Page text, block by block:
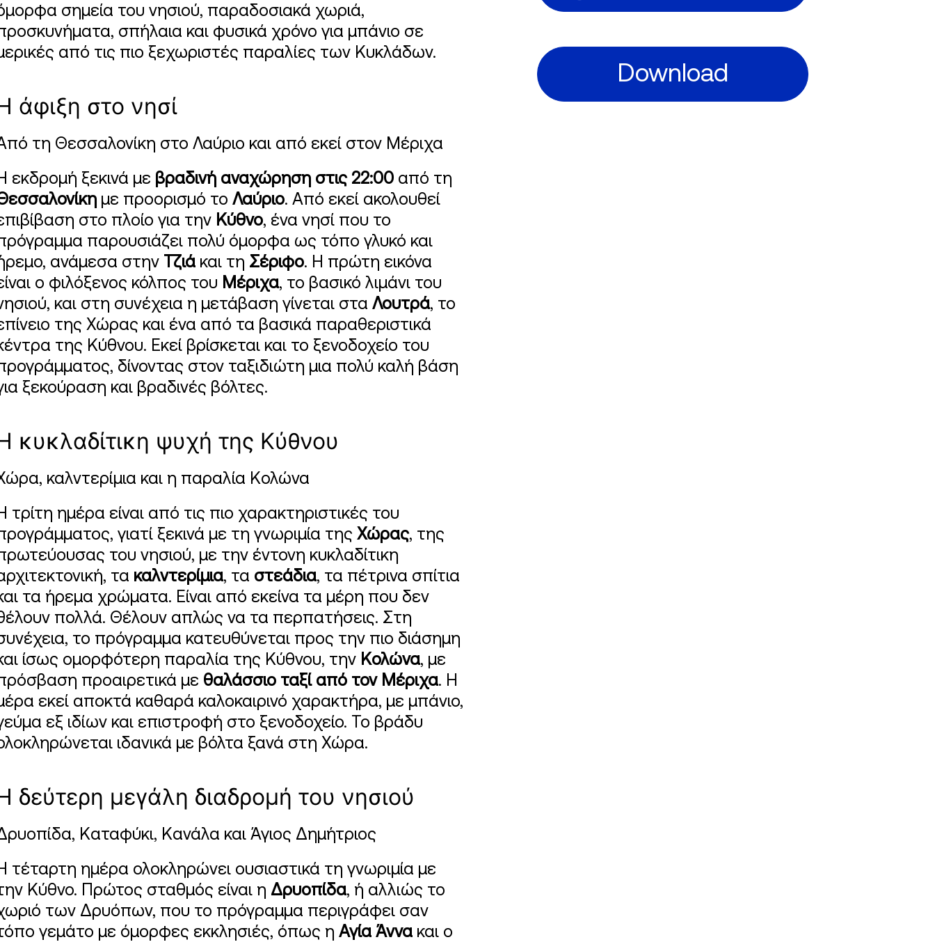
σημεία του νησιού, παραδοσιακά χωριά,
σπήλαια και φυσικά χρόνο για μπάνιο σε
από τις πιο ξεχωριστές παραλίες των Κυκλάδων.
άφιξη στο νησί
τη Θεσσαλονίκη στο Λαύριο και από εκεί στον Μέριχα
εκδρομή ξεκινά με βραδινή αναχώρηση στις 22:00 από τη
με προορισμό το Λαύριο. Από εκεί ακολουθεί
στο πλοίο για την Κύθνο, ένα νησί που το
παρουσιάζει πολύ όμορφα ως τόπο γλυκό και
ανάμεσα στην Τζιά και τη Σέριφο. Η πρώτη εικόνα
ο φιλόξενος κόλπος του Μέριχα, το βασικό λιμάνι του
και στη συνέχεια η μετάβαση γίνεται στα Λουτρά, το
της Χώρας και ένα από τα βασικά παραθεριστικά
της Κύθνου. Εκεί βρίσκεται και το ξενοδοχείο του
δίνοντας στον ταξιδιώτη μια πολύ καλή βάση
ξεκούραση και βραδινές βόλτες.
κυκλαδίτικη ψυχή της Κύθνου
καλντερίμια και η παραλία Κολώνα
τρίτη ημέρα είναι από τις πιο χαρακτηριστικές του
γιατί ξεκινά με τη γνωριμία της Χώρας, της
του νησιού, με την έντονη κυκλαδίτικη
τα καλντερίμια, τα στεάδια, τα πέτρινα σπίτια
τα ήρεμα χρώματα. Είναι από εκείνα τα μέρη που δεν
πολλά. Θέλουν απλώς να τα περπατήσεις. Στη
το πρόγραμμα κατευθύνεται προς την πιο διάσημη
ίσως ομορφότερη παραλία της Κύθνου, την Κολώνα, με
προαιρετικά με θαλάσσιο ταξί από τον Μέριχα. Η
εκεί αποκτά καθαρά καλοκαιρινό χαρακτήρα, με μπάνιο,
εξ ιδίων και επιστροφή στο ξενοδοχείο. Το βράδυ
ιδανικά με βόλτα ξανά στη Χώρα.
δεύτερη μεγάλη διαδρομή του νησιού
Καταφύκι, Κανάλα και Άγιος Δημήτριος
τέταρτη ημέρα ολοκληρώνει ουσιαστικά τη γνωριμία με
Κύθνο. Πρώτος σταθμός είναι η Δρυοπίδα, ή αλλιώς το
των Δρυόπων, που το πρόγραμμα περιγράφει σαν
γεμάτο με όμορφες εκκλησιές, όπως η Αγία Άννα και ο
Download